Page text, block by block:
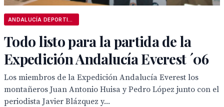
Todo listo para la partida de la
Expedición Andalucía Everest ´06
Los miembros de la Expedición Andalucía Everest los
montañeros Juan Antonio Huisa y Pedro López junto con el
periodista Javier Blázquez y...